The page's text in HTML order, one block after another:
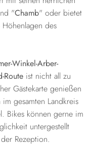
"Chamb" oder bietet
des
Winkel-Arber-
Route ist nicht all zu
Gästekarte genießen
gesamten Landkreis
Bikes können gerne im
untergestellt
Rezeption.